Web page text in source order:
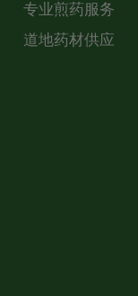
专业煎药服务
道地药材供应